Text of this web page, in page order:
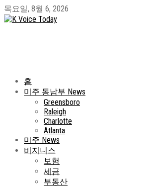
목요일, 8월 6, 2026
홈
미주 동남부 News
Greensboro
Raleigh
Charlotte
Atlanta
미주 News
비지니스
보험
세금
부동산